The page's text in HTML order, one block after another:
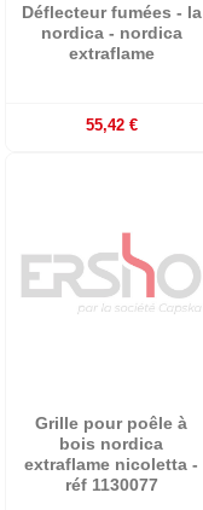
Déflecteur fumées - la
nordica - nordica
extraflame
55,42 €
Grille pour poêle à
bois nordica
extraflame nicoletta -
réf 1130077